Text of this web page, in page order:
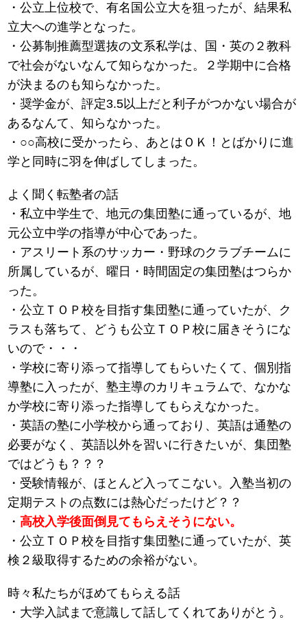
・公立上位校で、有名国公立大を狙ったが、結果私
立大への進学となった。
・公募制推薦型選抜の文系私学は、国・英の２教科
で社会がないなんて知らなかった。２学期中に合格
が決まるのも知らなかった。
・奨学金が、評定3.5以上だと利子がつかない場合が
あるなんて、知らなかった。
・○○高校に受かったら、あとはＯＫ！とばかりに進
学と同時に羽を伸ばしてしまった。
よく聞く転塾者の話
・私立中学生で、地元の集団塾に通っているが、地
元公立中学の指導が中心であった。
・アスリート系のサッカー・野球のクラブチームに
所属しているが、曜日・時間固定の集団塾はつらか
った。
・公立ＴＯＰ校を目指す集団塾に通っていたが、ク
ラスも落ちて、どうも公立ＴＯＰ校に届きそうにな
いので・・・
・学校に寄り添って指導してもらいたくて、個別指
導塾に入ったが、塾主導のカリキュラムで、なかな
か学校に寄り添った指導してもらえなかった。
・英語の塾に小学校から通っており、英語は通塾の
必要がなく、英語以外を習いに行きたいが、集団塾
ではどうも？？？
・受験情報が、ほとんど入ってこない。入塾当初の
定期テストの点数には熱心だったけど？？
・高校入学後面倒見てもらえそうにない。
・公立ＴＯＰ校を目指す集団塾に通っていたが、英
検２級取得するための余裕がない。
時々私たちがほめてもらえる話
・大学入試まで意識して話してくれてありがとう。